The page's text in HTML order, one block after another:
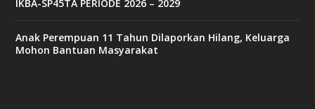
IKBA-SP45TA PERIODE 2026 – 2029
Anak Perempuan 11 Tahun Dilaporkan Hilang, Keluarga
Mohon Bantuan Masyarakat